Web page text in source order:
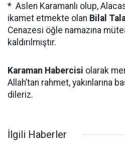
* Aslen Karamanlı olup,
ikamet etmekte olan Bilal
Cenazesi öğle namazına
kaldırılmıştır.
Karaman Habercisi olarak
Allah’tan rahmet, yakınlarına
dileriz.
İlgili Haberler